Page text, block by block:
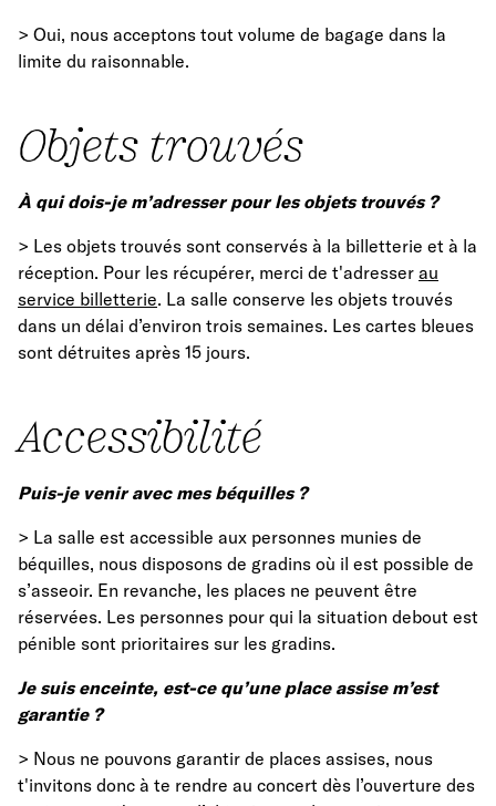
> Oui, nous acceptons tout volume de bagage dans la
limite du raisonnable.
Objets trouvés
À qui dois-je m’adresser pour les objets trouvés ?
> Les objets trouvés sont conservés à la billetterie et à la
réception. Pour les récupérer, merci de t'adresser au
service billetterie. La salle conserve les objets trouvés
dans un délai d’environ trois semaines. Les cartes bleues
sont détruites après 15 jours.
Accessibilité
Puis-je venir avec mes béquilles ?
> La salle est accessible aux personnes munies de
béquilles, nous disposons de gradins où il est possible de
s’asseoir. En revanche, les places ne peuvent être
réservées. Les personnes pour qui la situation debout est
pénible sont prioritaires sur les gradins.
Je suis enceinte, est-ce qu’une place assise m’est
garantie ?
> Nous ne pouvons garantir de places assises, nous
t'invitons donc à te rendre au concert dès l’ouverture des